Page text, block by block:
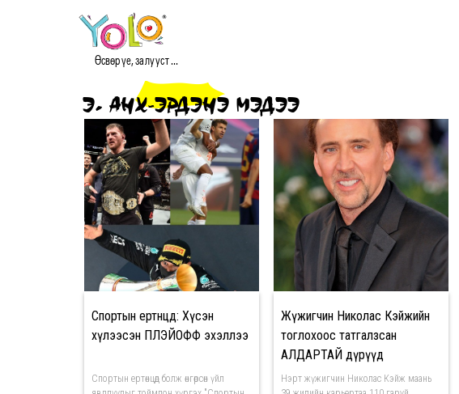
Өсвөр үе, залууст ...
Э. АНХ-ЭРДЭНЭ МЭДЭЭ
Спортын ертөнцөд: Хүсэн
хүлээсэн ПЛЭЙОФФ эхэллээ
Спортын ертөнцөд болж өнгөрсөн үйл
Жүжигчин Николас Кэйжийн
тоглохоос татгалзсан
АЛДАРТАЙ дүрүүд
Нэрт жүжигчин Николас Кэйж маань